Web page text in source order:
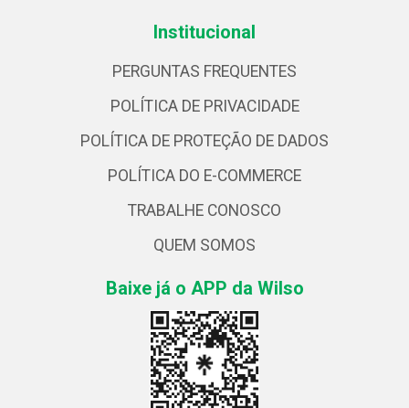
Institucional
PERGUNTAS FREQUENTES
POLÍTICA DE PRIVACIDADE
POLÍTICA DE PROTEÇÃO DE DADOS
POLÍTICA DO E-COMMERCE
TRABALHE CONOSCO
QUEM SOMOS
Baixe já o APP da Wilso